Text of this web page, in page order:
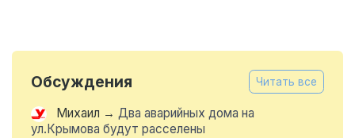
Обсуждения Читать все
Михаил → Два аварийных дома на
ул.Крымова будут расселены